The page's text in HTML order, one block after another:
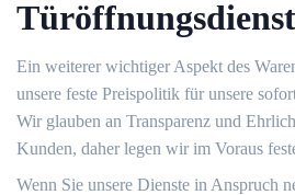
Ein weiterer wichtiger Aspekt des
unsere feste Preispolitik für unsere
Wir glauben an Transparenz und
Kunden, daher legen wir im Voraus
Wenn Sie unsere Dienste in Anspruch